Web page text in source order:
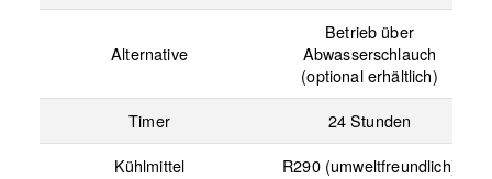
Alternative
Betrieb über
Abwasserschlauch
(optional erhältlich)
Timer
24 Stunden
Kühlmittel
R290 (umweltfreundlich)